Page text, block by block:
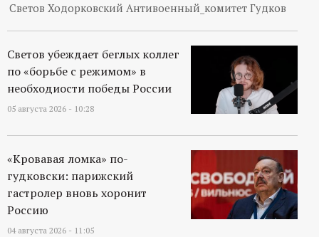
Светов Ходорковский Антивоенный_комитет Гудков
Светов убеждает беглых коллег
по «борьбе с режимом» в
необходиости победы России
05 августа 2026 - 10:28
«Кровавая ломка» по-
гудковски: парижский
гастролер вновь хоронит
Россию
04 августа 2026 - 11:05